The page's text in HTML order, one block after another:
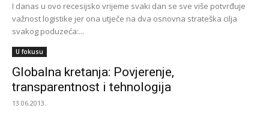
I danas u ovo recesijsko vrijeme svaki dan se sve više potvrđuje
važnost logistike jer ona utječe na dva osnovna strateška cilja
svakog poduzeća:...
U fokusu
Globalna kretanja: Povjerenje,
transparentnost i tehnologija
13.06.2013.